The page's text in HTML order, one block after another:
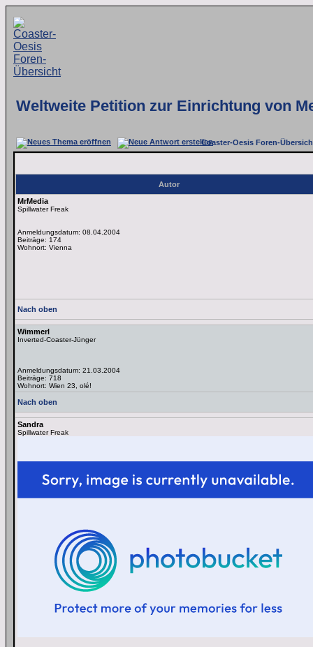
Weltweite Petition zur Einrichtung von
Coaster-Oesis Foren-
Autor
MrMedia
Spillwater Freak
Anmeldungsdatum: 08.04.2004
Beiträge: 174
Wohnort: Vienna
Nach oben
Wimmerl
Inverted-Coaster-Jünger
Anmeldungsdatum: 21.03.2004
Beiträge: 718
Wohnort: Wien 23, olé!
Nach oben
Sandra
Spillwater Freak